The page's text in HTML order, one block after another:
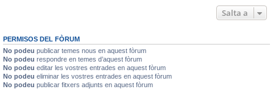
Salta a
PERMISOS DEL FÒRUM
No podeu publicar temes nous en aquest fòrum
No podeu respondre en temes d’aquest fòrum
No podeu editar les vostres entrades en aquest fòrum
No podeu eliminar les vostres entrades en aquest fòrum
No podeu publicar fitxers adjunts en aquest fòrum